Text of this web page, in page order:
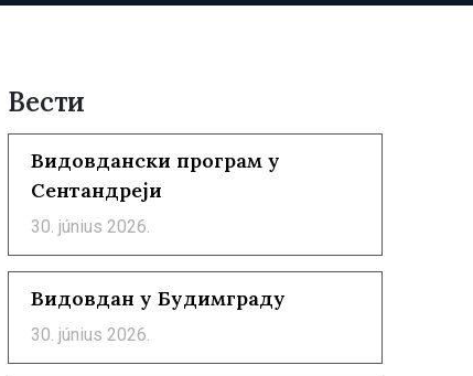
Вести
Видовдански програм у
Сентандреји
30. június 2026.
Видовдан у Будимграду
30. június 2026.